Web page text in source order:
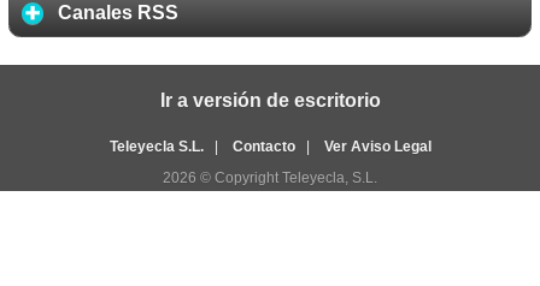
Canales RSS
Ir a versión de escritorio
Teleyecla S.L.| Contacto| Ver Aviso Legal
2026 © Copyright Teleyecla, S.L.